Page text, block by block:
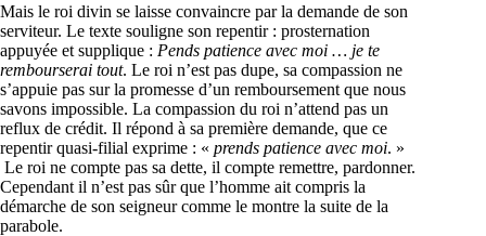
Mais le roi divin se laisse convaincre par la demande de son
serviteur. Le texte souligne son repentir : prosternation
appuyée et supplique : Pends patience avec moi … je te
rembourserai tout. Le roi n’est pas dupe, sa compassion ne
s’appuie pas sur la promesse d’un remboursement que nous
savons impossible. La compassion du roi n’attend pas un
reflux de crédit. Il répond à sa première demande, que ce
repentir quasi-filial exprime : « prends patience avec moi. »
Le roi ne compte pas sa dette, il compte remettre, pardonner.
Cependant il n’est pas sûr que l’homme ait compris la
démarche de son seigneur comme le montre la suite de la
parabole.